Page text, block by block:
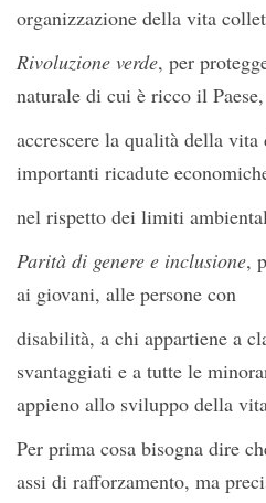
organizzazione della vita
Rivoluzione verde, per
naturale di cui è ricco il Paese,
accrescere la qualità della
importanti ricadute
nel rispetto dei limiti
Parità di genere e inclusione,
ai giovani, alle persone con
disabilità, a chi appartiene a
svantaggiati e a tutte le
appieno allo sviluppo della
Per prima cosa bisogna dire
assi di rafforzamento, ma